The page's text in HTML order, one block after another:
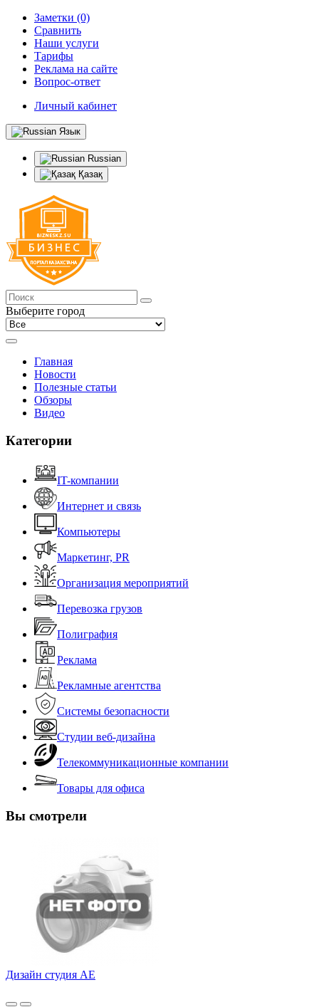
Заметки (0)
Сравнить
Наши услуги
Тарифы
Реклама на сайте
Вопрос-ответ
Личный кабинет
Язык
Russian
Қазақ
Выберите город
Главная
Новости
Полезные статьи
Обзоры
Видео
Категории
IT-компании
Интернет и связь
Компьютеры
Маркетинг, PR
Организация мероприятий
Перевозка грузов
Полиграфия
Реклама
Рекламные агентства
Системы безопасности
Студии веб-дизайна
Телекоммуникационные компании
Товары для офиса
Вы смотрели
Дизайн студия АЕ